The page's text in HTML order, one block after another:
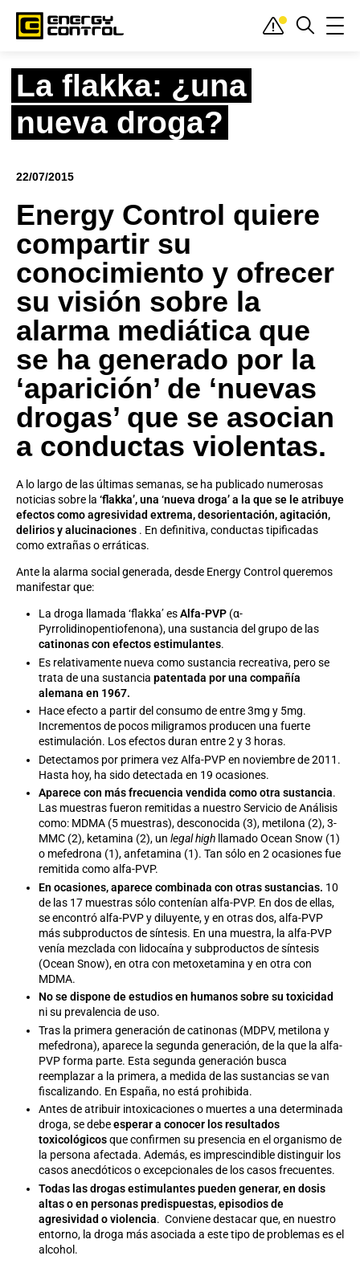
Inicio»Actualidad»Notas de prensa La flakka: ¿una nueva droga?
La flakka: ¿una
nueva droga?
22/07/2015
Energy Control quiere
compartir su
conocimiento y ofrecer
su visión sobre la
alarma mediática que
se ha generado por la
‘aparición’ de ‘nuevas
drogas’ que se asocian
a conductas violentas.
A lo largo de las últimas semanas, se ha publicado numerosas
noticias sobre la ‘flakka’, una ‘nueva droga’ a la que se le atribuye
efectos como agresividad extrema, desorientación, agitación,
delirios y alucinaciones . En definitiva, conductas tipificadas
como extrañas o erráticas.
Ante la alarma social generada, desde Energy Control queremos
manifestar que:
La droga llamada ‘flakka’ esAlfa-PVP (α-
Pyrrolidinopentiofenona), una sustancia del grupo de las
catinonas con efectos estimulantes.
Es relativamente nueva como sustancia recreativa, pero se
trata de una sustancia patentada por una compañía
alemana en 1967.
Hace efecto a partir del consumo de entre 3mg y 5mg.
Incrementos de pocos miligramos producen una fuerte
estimulación. Los efectos duran entre 2 y 3 horas.
Detectamos por primera vez Alfa-PVP en noviembre de 2011.
Hasta hoy, ha sido detectada en 19 ocasiones.
Aparece con más frecuencia vendida como otra sustancia.
Las muestras fueron remitidas a nuestro Servicio de Análisis
como: MDMA (5 muestras), desconocida (3), metilona (2), 3-
MMC (2), ketamina (2), un legal high llamado Ocean Snow (1)
o mefedrona (1), anfetamina (1). Tan sólo en 2 ocasiones fue
remitida como alfa-PVP.
En ocasiones, aparece combinada con otras sustancias. 10
de las 17 muestras sólo contenían alfa-PVP. En dos de ellas,
se encontró alfa-PVP y diluyente, y en otras dos, alfa-PVP
más subproductos de síntesis. En una muestra, la alfa-PVP
venía mezclada con lidocaína y subproductos de síntesis
(Ocean Snow), en otra con metoxetamina y en otra con
MDMA.
No se dispone de estudios en humanos sobre su toxicidad
ni su prevalencia de uso.
Tras la primera generación de catinonas (MDPV, metilona y
mefedrona), aparece la segunda generación, de la que la alfa-
PVP forma parte. Esta segunda generación busca
reemplazar a la primera, a medida de las sustancias se van
fiscalizando. En España, no está prohibida.
Antes de atribuir intoxicaciones o muertes a una determinada
droga, se debeesperar a conocer los resultados
toxicológicosque confirmen su presencia en el organismo de
la persona afectada. Además, es imprescindible distinguir los
casos anecdóticos o excepcionales de los casos frecuentes.
Todas las drogas estimulantes pueden generar, en dosis
altas o en personas predispuestas, episodios de
agresividad o violencia. Conviene destacar que, en nuestro
entorno, la droga más asociada a este tipo de problemas es el
alcohol.